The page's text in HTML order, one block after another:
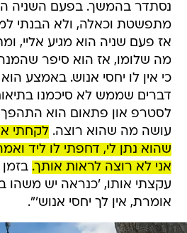
נסתדר בהמשך. בפעם השניה
מתפשטת וכאלה, ולא הבנתי
אז פעם שניה הוא מגיע אליי,
מה שלומו, אז הוא סיפר
כי אין לו יחסי אנוש. באמצע
דברים שממש לא סיכמנו
לסטרפ און פתאום הוא התהפך
עושה מה שהוא רוצה.
שהוא נתן לי, דחפתי לו ליד
אני לא רוצה לראות אותך.
עקצתי אותו, 'כנראה יש משהו
אומרת, אין לך יחסי אנוש'".